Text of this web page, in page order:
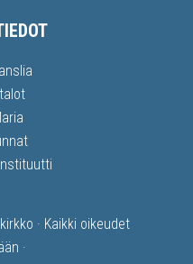
· Kaikki oikeudet
·